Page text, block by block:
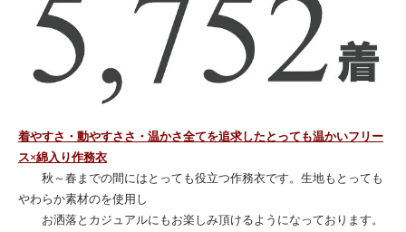
着やすさ・動やすささ・温かさ全てを追求したとっても温かいフリー
ス×綿入り作務衣
秋～春までの間にはとっても役立つ作務衣です。生地もとっても
やわらか素材のを使用し
お洒落とカジュアルにもお楽しみ頂けるようになっております。